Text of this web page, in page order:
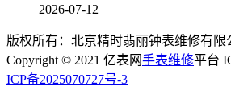
2026-07-12
版权所有：北京精时翡丽钟表维修有限
Copyright © 2021 亿表网手表维修平台
ICP备2025070727号-3